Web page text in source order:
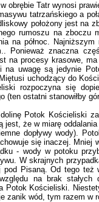
obrębie Tatr wynosi
tatrzańskiego a
położony jest na
rumoszu na
na północ.
Ponieważ znaczna
na procesy krasowe,
na uwagę są jedynie
uchodzący do
rozpoczyna się
(ten ostatni stanowiłby
Potok Kościeliski
jest, że w miarę
dopływy wody).
się inaczej.
- wody w potoku
W skrajnych
pod Pisaną. Od tego
na brak stałych
Potok Kościeliski.
zanik wód, tym razem w